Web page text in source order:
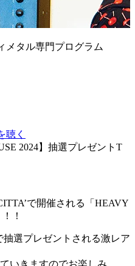
メタル専門プログラム
聴く
2024】抽選プレゼントT
で開催される「HEAVY
！
選プレゼントされる激レア